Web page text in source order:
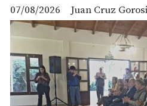
Juan Cruz
07/08/2026